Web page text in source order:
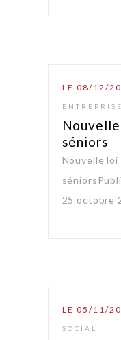
LE 08/12/
séniors
Nouvelle loi
25 octobre
LE 05/11/
SOCIAL